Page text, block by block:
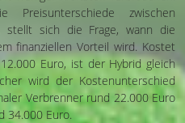
zwischen
stellt sich die Frage, wann die
finanziellen Vorteil wird. Kostet
Euro, ist der Hybrid gleich
wird der Kostenunterschied
Verbrenner rund 22.000 Euro
34.000 Euro.